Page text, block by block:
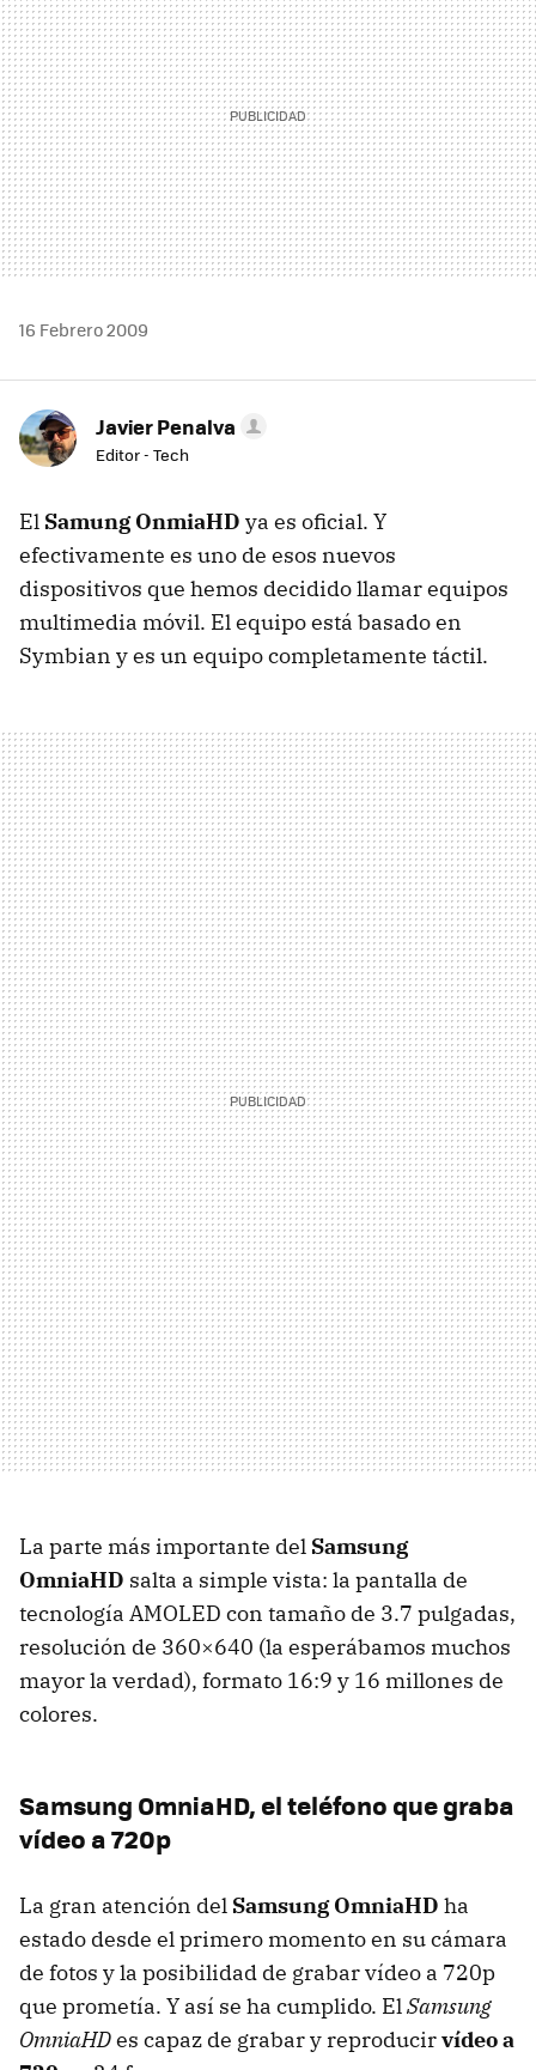
16 Febrero 2009
Javier Penalva
Editor - Tech
El Samung OnmiaHD ya es oficial. Y
efectivamente es uno de esos nuevos
dispositivos que hemos decidido llamar equipos
multimedia móvil. El equipo está basado en
Symbian y es un equipo completamente táctil.
La parte más importante del Samsung
OmniaHD salta a simple vista: la pantalla de
tecnología AMOLED con tamaño de 3.7 pulgadas,
resolución de 360×640 (la esperábamos muchos
mayor la verdad), formato 16:9 y 16 millones de
colores.
Samsung OmniaHD, el teléfono que graba
vídeo a 720p
La gran atención del Samsung OmniaHD ha
estado desde el primero momento en su cámara
de fotos y la posibilidad de grabar vídeo a 720p
que prometía. Y así se ha cumplido. ElSamsung
OmniaHDes capaz de grabar y reproducirvídeo a